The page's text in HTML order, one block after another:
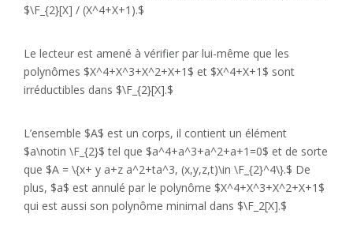
$\F_{2}[X] / (X^4+X+1).$
Le lecteur est amené à vérifier par lui-même que les
polynômes $X^4+X^3+X^2+X+1$ et $X^4+X+1$ sont
irréductibles dans $\F_{2}[X].$
L’ensemble $A$ est un corps, il contient un élément
$a\notin \F_{2}$ tel que $a^4+a^3+a^2+a+1=0$ et de sorte
que $A = \{x+ y a+z a^2+ta^3, (x,y,z,t)\in \F_{2}^4\}.$ De
plus, $a$ est annulé par le polynôme $X^4+X^3+X^2+X+1$
qui est aussi son polynôme minimal dans $\F_2[X].$